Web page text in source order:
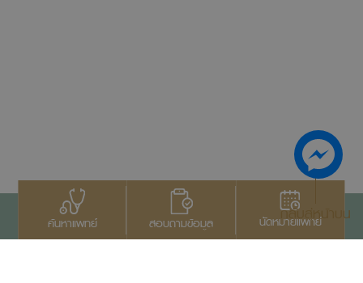
ค้นหาแพทย์ สอบถามข้อมูล นัดหมายแพทย์
กลับสู่หน้าบน